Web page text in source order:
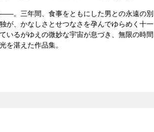
。三年間、食事をともにした男との永遠の別
が、かなしさとせつなさを孕んでゆらめく十一
いるがゆえの微妙な宇宙が息づき、無限の時間
を湛えた作品集。